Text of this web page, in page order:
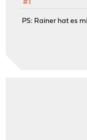
#1
PS: Rainer hat es